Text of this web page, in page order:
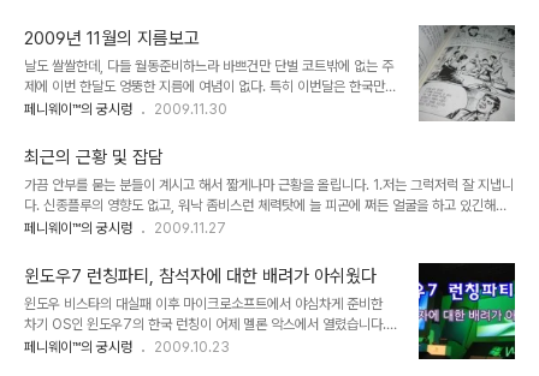
별 9명씩의 후보로 총 54명의 블로거를 선별, 이중에서 네티즌 투표로 대상자를 뽑는 것 같
습니다. 저는 문화/연예 섹션에 후보로 올랐군요. 사실 수상은 기대도 안합니다. 워낙 쟁쟁하
신 분들이 많은데다, 영화블로거로서도 요즘은 슬슬 약발이 떨어지는 듯한 느낌을 받고 있거
든요. 아마 블로그를 운영하면서 이와같은 영광을 맛볼 수 있는건 올해까지가 아닐..
2009년 11월의 지름보고
날도 쌀쌀한데, 다들 월동준비하느라 바쁘건만 단벌 코트밖에 없는 주
제에 이번 한달도 엉뚱한 지름에 여념이 없다. 특히 이번달은 한국만화
100주년을 맞이하여 잊혀져가는 한국만화와 관련된 자료들을 모으느
에서 계획한 복간만화 프로젝트, '한국만화 걸작선' 첫번째 작품인 [마
음의 왕관]이다. 25년간 400여편의 작품을 만들어낸 한국만화계의
거장 김종래 화백의 대표작. 양장본 표지에 종이질도 우수하며, 다른
복간본들과는 달리 프린팅 상태가 완벽에 가깝다. 다만 오리지널 폰트
가 아니라 새롭게 리뉴얼한 폰트로 인쇄된 것이 다소 아쉽다. 역시 부
이 책은 다른 만화와는 달리 삽화체 ..
페니웨이™의 궁시렁 2009.11.30
최근의 근황 및 잡담
가끔 안부를 묻는 분들이 계시고 해서 짧게나마 근황을 올립니다. 1.저는 그럭저럭 잘 지냅니
다. 신종플루의 영향도 없고, 워낙 좀비스런 체력탓에 늘 피곤에 쩌든 얼굴을 하고 있긴해도..
ㅋ 최근에 느낀거지만 역시 온라인에서의 인간관계가 오프라인을 대체할 순 없는것 같더군
것도 약간 소흘해 졌습니다. 2.괴작열전의 업뎃이 너무 늦다. 소재가 다 떨어진 것이 아니냐?
하는 분들이 몇몇 계신데, 절대 아닙니다. 소재는 넘쳐 흐릅니다. 차기작으로 어떤걸 먼저 골
라야 할지 결정하기가 힘들 정도로 말이죠. 실제로 괴작열전의 업뎃이 느려진 이유는 크게
두가지인데, 실은 '어떤 영화'의 수입시기에 맞춰 공개하려고 써 둔 리뷰가 3,4..
페니웨이™의 궁시렁 2009.11.27
윈도우7 런칭파티, 참석자에 대한 배려가 아쉬웠다
윈도우 비스타의 대실패 이후 마이크로소프트에서 야심차게 준비한
차기 OS인 윈도우7의 한국 런칭이 어제 멜론 악스에서 열렸습니다.
이미 여러 매체를 통해 들으셨겠지만 이번 런칭행사는 세계에서 유일
페니웨이™의 궁시렁 2009.10.23